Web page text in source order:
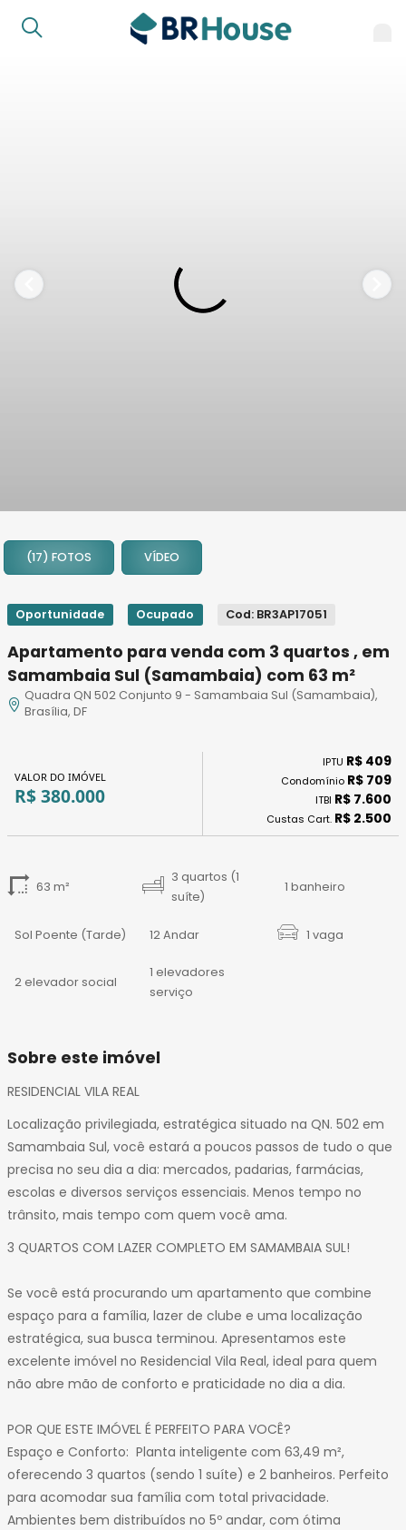
2
3
7
8
9
12
13
15
(17) FOTOS VÍDEO
Oportunidade Ocupado Cod: BR3AP17051
Apartamento para venda com 3 quartos , em
Samambaia Sul (Samambaia) com 63 m²
Quadra QN 502 Conjunto 9 - Samambaia Sul (Samambaia),
Brasília, DF
VALOR DO IMÓVEL
R$ 380.000
IPTU R$ 409
Condomínio R$ 709
ITBI R$ 7.600
Custas Cart. R$ 2.500
63 m²
3 quartos (1
suíte)
1 banheiro
Sol Poente (Tarde) 12 Andar 1 vaga
2 elevador social
1 elevadores
serviço
Sobre este imóvel
RESIDENCIAL VILA REAL
Localização privilegiada, estratégica situado na QN. 502 em
Samambaia Sul, você estará a poucos passos de tudo o que
precisa no seu dia a dia: mercados, padarias, farmácias,
escolas e diversos serviços essenciais. Menos tempo no
trânsito, mais tempo com quem você ama.
3 QUARTOS COM LAZER COMPLETO EM SAMAMBAIA SUL!
Se você está procurando um apartamento que combine
espaço para a família, lazer de clube e uma localização
estratégica, sua busca terminou. Apresentamos este
excelente imóvel no Residencial Vila Real, ideal para quem
não abre mão de conforto e praticidade no dia a dia.
POR QUE ESTE IMÓVEL É PERFEITO PARA VOCÊ?
Espaço e Conforto: Planta inteligente com 63,49 m²,
oferecendo 3 quartos (sendo 1 suíte) e 2 banheiros. Perfeito
para acomodar sua família com total privacidade.
Ambientes bem distribuídos no 5º andar, com ótima